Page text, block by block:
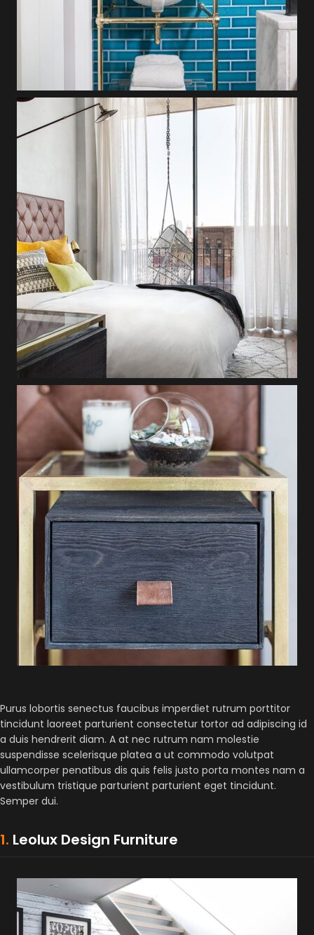
Purus lobortis senectus faucibus imperdiet rutrum porttitor
tincidunt laoreet parturient consectetur tortor ad adipiscing id
a duis hendrerit diam. A at nec rutrum nam molestie
suspendisse scelerisque platea a ut commodo volutpat
ullamcorper penatibus dis quis felis justo porta montes nam a
vestibulum tristique parturient parturient eget tincidunt.
Semper dui.
1. Leolux Design Furniture